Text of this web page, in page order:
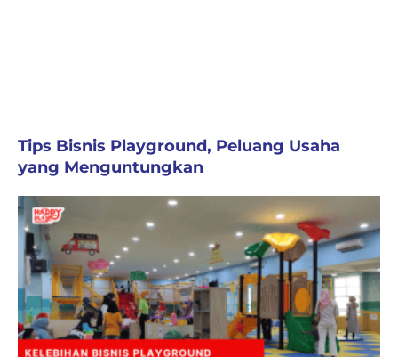
Tips Bisnis Playground, Peluang Usaha
yang Menguntungkan